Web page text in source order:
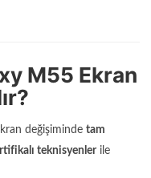
M55 Ekran
değişiminde tam
teknisyenler ile